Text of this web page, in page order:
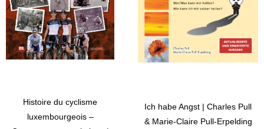
Histoire du cyclisme
luxembourgeois –
Ich habe Angst | Charles Pull
& Marie-Claire Pull-Erpelding